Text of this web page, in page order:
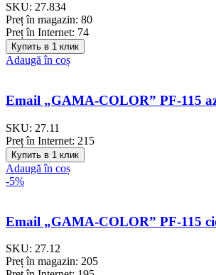
SKU: 27.834
Preț în magazin: 80
Preț în Internet: 74
Купить в 1 клик
Adaugă în coș
Email „GAMA-COLOR” PF-115
SKU: 27.11
Preț în Internet: 215
Купить в 1 клик
Adaugă în coș
-5%
Email „GAMA-COLOR” PF-115
SKU: 27.12
Preț în magazin: 205